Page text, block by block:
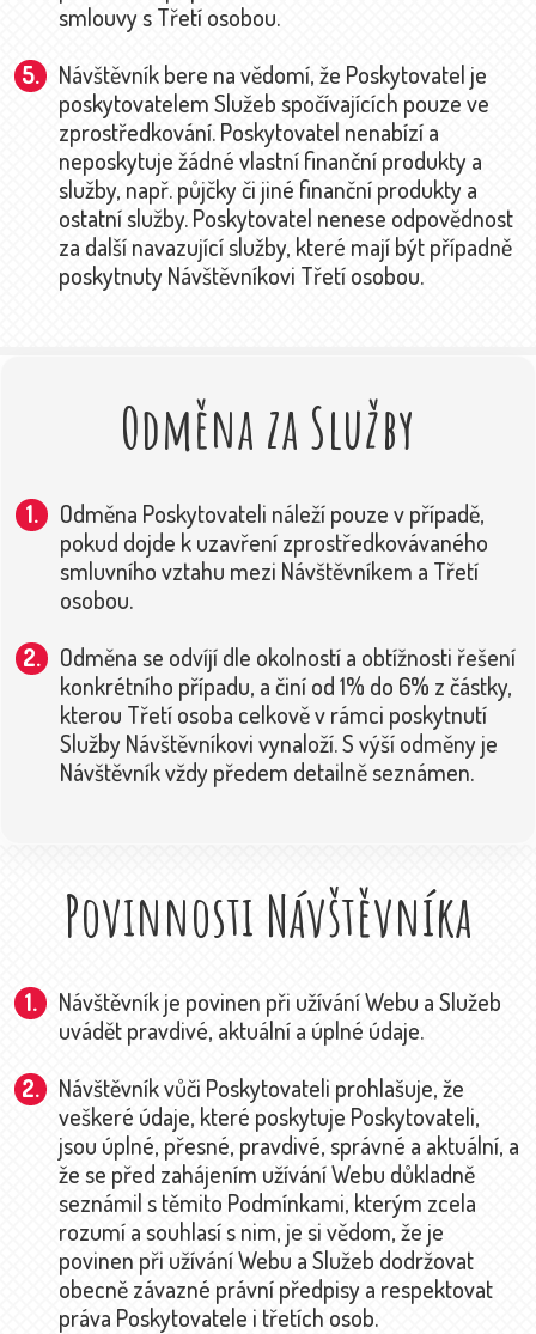
smlouvy s Třetí osobou.
Návštěvník bere na vědomí, že Poskytovatel je
poskytovatelem Služeb spočívajících pouze ve
zprostředkování. Poskytovatel nenabízí a
neposkytuje žádné vlastní finanční produkty a
služby, např. půjčky či jiné finanční produkty a
ostatní služby. Poskytovatel nenese odpovědnost
za další navazující služby, které mají být případně
poskytnuty Návštěvníkovi Třetí osobou.
Odměna za Služby
Odměna Poskytovateli náleží pouze v případě,
pokud dojde k uzavření zprostředkovávaného
smluvního vztahu mezi Návštěvníkem a Třetí
osobou.
Odměna se odvíjí dle okolností a obtížnosti řešení
konkrétního případu, a činí od 1% do 6% z částky,
kterou Třetí osoba celkově v rámci poskytnutí
Služby Návštěvníkovi vynaloží. S výší odměny je
Návštěvník vždy předem detailně seznámen.
Povinnosti Návštěvníka
Návštěvník je povinen při užívání Webu a Služeb
uvádět pravdivé, aktuální a úplné údaje.
Návštěvník vůči Poskytovateli prohlašuje, že
veškeré údaje, které poskytuje Poskytovateli,
jsou úplné, přesné, pravdivé, správné a aktuální, a
že se před zahájením užívání Webu důkladně
seznámil s těmito Podmínkami, kterým zcela
rozumí a souhlasí s nim, je si vědom, že je
povinen při užívání Webu a Služeb dodržovat
obecně závazné právní předpisy a respektovat
práva Poskytovatele i třetích osob.